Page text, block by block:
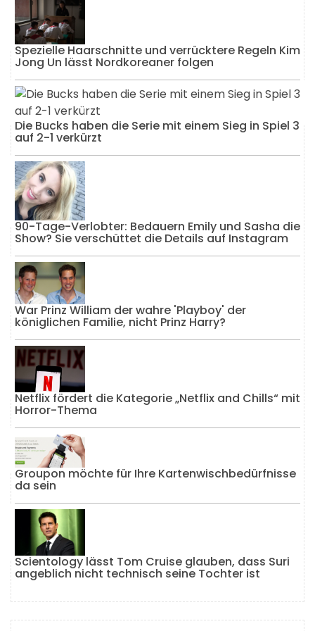
Spezielle Haarschnitte und verrücktere Regeln Kim
Jong Un lässt Nordkoreaner folgen
Die Bucks haben die Serie mit einem Sieg in Spiel 3
auf 2-1 verkürzt
90-Tage-Verlobter: Bedauern Emily und Sasha die
Show? Sie verschüttet die Details auf Instagram
War Prinz William der wahre 'Playboy' der
königlichen Familie, nicht Prinz Harry?
Netflix fördert die Kategorie „Netflix and Chills“ mit
Horror-Thema
Groupon möchte für Ihre Kartenwischbedürfnisse
da sein
Scientology lässt Tom Cruise glauben, dass Suri
angeblich nicht technisch seine Tochter ist